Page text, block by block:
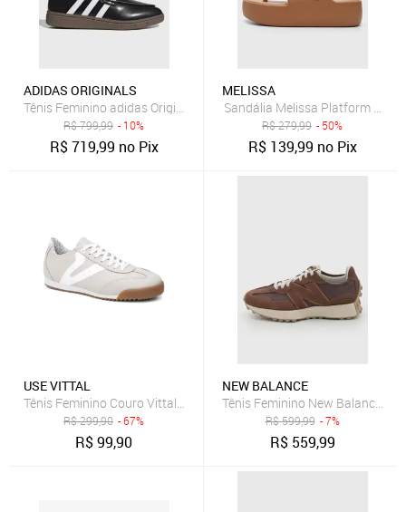
ADIDAS ORIGINALS
Tênis Feminino adidas Originals Handball Spez Loafer Preto
R$799,99 - 10%
R$719,99 no Pix
MELISSA
Sandália Melissa Platform
R$279,99 - 50%
R$ 139,99 no Pix
USE VITTAL
Tênis Feminino Couro Vittal Naomi Casual Clássico Retrô Off White
R$299,90 - 67%
R$99,90
NEW BALANCE
Tênis Feminino New Balance
R$599,99 - 7%
R$ 559,99